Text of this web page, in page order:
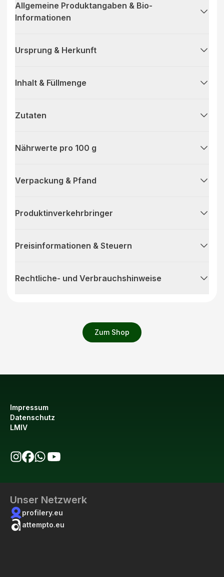
Zum Shop
Allgemeine Produktangaben & Bio-
Informationen
Ursprung & Herkunft
Inhalt & Füllmenge
Zutaten
Nährwerte pro 100 g
Verpackung & Pfand
Produktinverkehrbringer
Preisinformationen & Steuern
Rechtliche- und Verbrauchshinweise
Impressum
Datenschutz
LMIV
Unser Netzwerk
profilery.eu
attempto.eu